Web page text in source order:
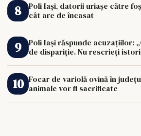
Poli Iași, datorii uriașe către
cât are de încasat
Poli Iași răspunde acuzațiilor:
de dispariție. Nu rescrieți
Focar de variolă ovină în
animale vor fi sacrificate